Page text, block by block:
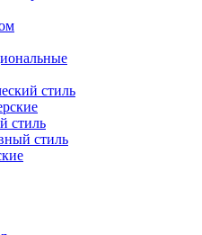
стиль
стиль
стиль